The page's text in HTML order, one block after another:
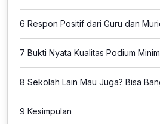
6 Respon Positif dari Guru dan
7 Bukti Nyata Kualitas Podium
8 Sekolah Lain Mau Juga? Bisa
9 Kesimpulan